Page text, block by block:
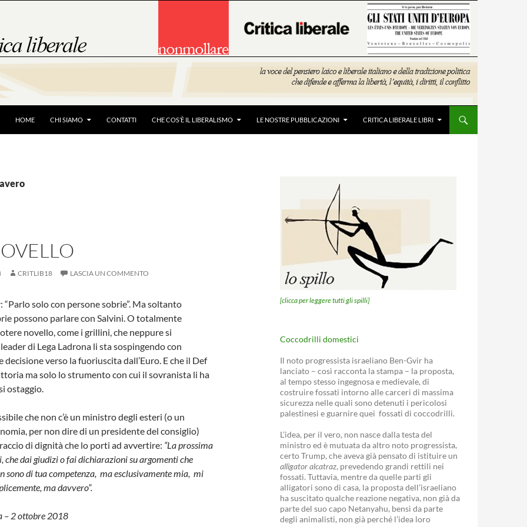
HOME CHI SIAMO CONTATTI CHE COS’È IL LIBERALISMO LE NOSTRE PUBBLICAZIONI CRITICA LIBERALE LIBRI
CRITLIB18 LASCIA UN COMMENTO
“Parlo solo con persone sobrie”. Ma soltanto
possono parlare con Salvini. O totalmente
novello, come i grillini, che neppure si
di Lega Ladrona li sta sospingendo con
decisione verso la fuoriuscita dall’Euro. E che il Def
ma solo lo strumento con cui il sovranista li ha
ostaggio.
che non c’è un ministro degli esteri (o un
per non dire di un presidente del consiglio)
di dignità che lo porti ad avvertire: “La prossima
che dai giudizi o fai dichiarazioni su argomenti che
sono di tua competenza, ma esclusivamente mia, mi
ma davvero”.
– 2 ottobre 2018
[clicca per leggere tutti gli spilli]
Coccodrilli domestici
Il noto progressista israeliano Ben-Gvir ha
lanciato – così racconta la stampa – la proposta,
al tempo stesso ingegnosa e medievale, di
costruire fossati intorno alle carceri di massima
sicurezza nelle quali sono detenuti i pericolosi
palestinesi e guarnire quei fossati di coccodrilli.
L’idea, per il vero, non nasce dalla testa del
ministro ed è mutuata da altro noto progressista,
certo Trump, che aveva già pensato di istituire un
alligator alcatraz, prevedendo grandi rettili nei
fossati. Tuttavia, mentre da quelle parti gli
alligatori sono di casa, la proposta dell’israeliano
ha suscitato qualche reazione negativa, non già da
parte del suo capo Netanyahu, bensì da parte
degli animalisti, non già perché l’idea loro